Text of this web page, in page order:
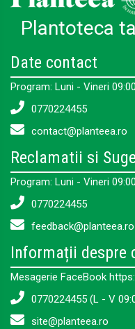
Plantoteca
Date contact
Program: Luni - Vineri
0770224455
contact@planteea.ro
Reclamatii si
Program: Luni - Vineri
0770224455
feedback@planteea.ro
Informații despre
Mesagerie FaceBook
0770224455 (L - V
site@planteea.ro